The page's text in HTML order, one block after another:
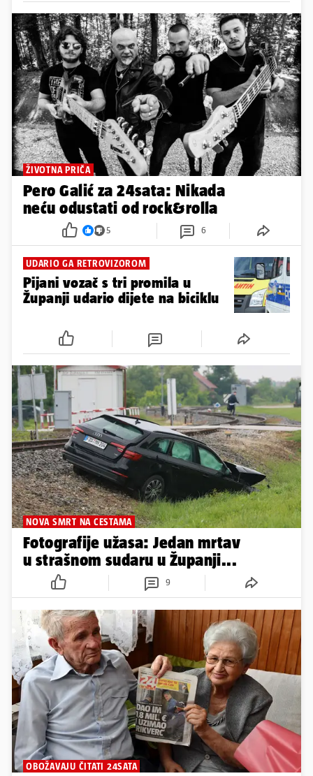
ŽIVOTNA PRIČA
Pero Galić za 24sata: Nikada
neću odustati od rock&rolla
5 6
UDARIO GA RETROVIZOROM
Pijani vozač s tri promila u
Županji udario dijete na biciklu
NOVA SMRT NA CESTAMA
Fotografije užasa: Jedan mrtav
u strašnom sudaru u Županji...
9
OBOŽAVAJU ČITATI 24SATA